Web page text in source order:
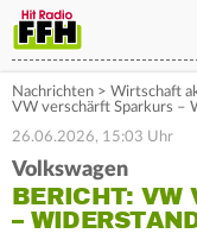
Nachrichten > Wirtschaft
VW verschärft Sparkurs –
26.06.2026, 15:03 Uhr
Volkswagen
BERICHT: VW
–